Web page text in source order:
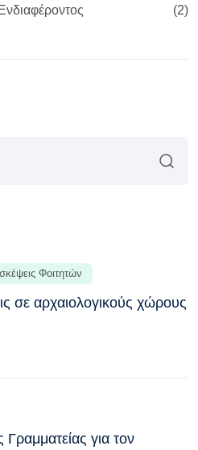
(2)
Φοιτητών
σε αρχαιολογικούς χώρους
για τον